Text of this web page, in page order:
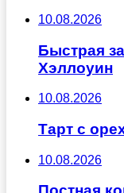
10.08.2026
Быстрая
Хэллоуин
10.08.2026
Тарт с
10.08.2026